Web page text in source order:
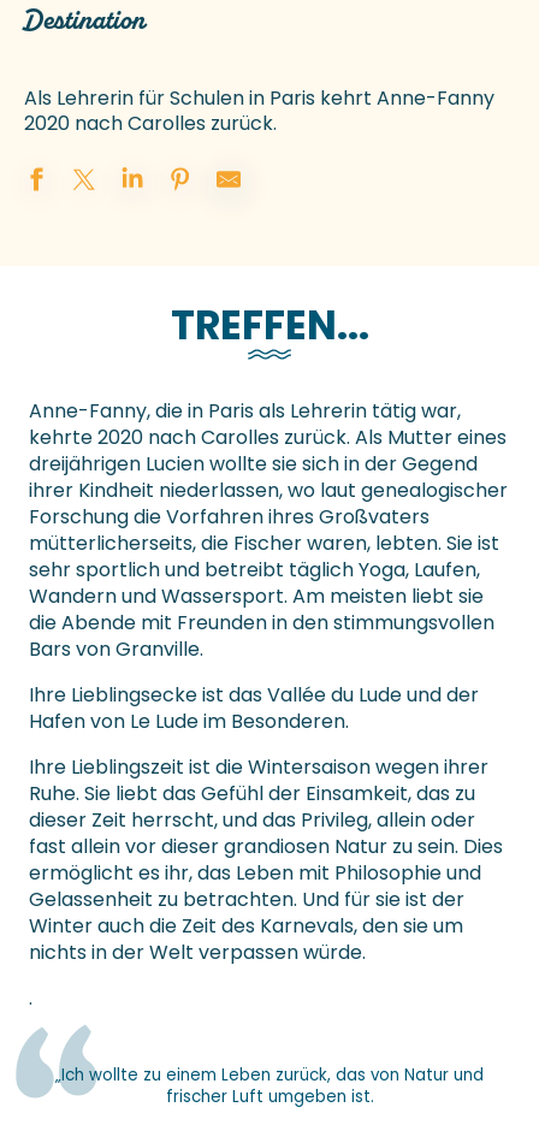
Destination
Als Lehrerin für Schulen in Paris kehrt Anne-Fanny
2020 nach Carolles zurück.
TREFFEN...
Anne-Fanny, die in Paris als Lehrerin tätig war,
kehrte 2020 nach Carolles zurück. Als Mutter eines
dreijährigen Lucien wollte sie sich in der Gegend
ihrer Kindheit niederlassen, wo laut genealogischer
Forschung die Vorfahren ihres Großvaters
mütterlicherseits, die Fischer waren, lebten. Sie ist
sehr sportlich und betreibt täglich Yoga, Laufen,
Wandern und Wassersport. Am meisten liebt sie
die Abende mit Freunden in den stimmungsvollen
Bars von Granville.
Ihre Lieblingsecke ist das Vallée du Lude und der
Hafen von Le Lude im Besonderen.
Ihre Lieblingszeit ist die Wintersaison wegen ihrer
Ruhe. Sie liebt das Gefühl der Einsamkeit, das zu
dieser Zeit herrscht, und das Privileg, allein oder
fast allein vor dieser grandiosen Natur zu sein. Dies
ermöglicht es ihr, das Leben mit Philosophie und
Gelassenheit zu betrachten. Und für sie ist der
Winter auch die Zeit des Karnevals, den sie um
nichts in der Welt verpassen würde.
.
„Ich wollte zu einem Leben zurück, das von Natur und
frischer Luft umgeben ist.